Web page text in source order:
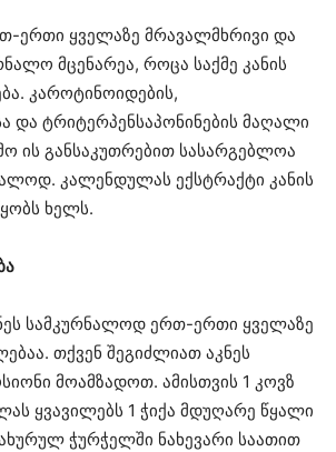
ერთი ყველაზე მრავალმხრივი და
მცენარეა, როცა საქმე კანის
კაროტინოიდების,
და ტრიტერპენსაპონინების მაღალი
ის განსაკუთრებით სასარგებლოა
კალენდულას ექსტრაქტი კანის
ხელს.
სამკურნალოდ ერთ-ერთი ყველაზე
თქვენ შეგიძლიათ აკნეს
მოამზადოთ. ამისთვის 1 კოვზ
ყვავილებს 1 ჭიქა მდუღარე წყალი
ჭურჭელში ნახევარი საათით